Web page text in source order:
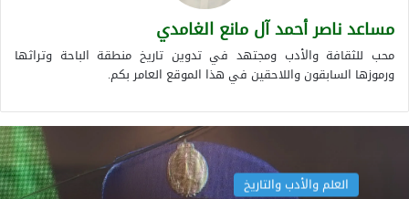
مساعد ناصر أحمد آل مانع الغامدي
محب للثقافة والأدب ومجتهد في تدوين تاريخ منطقة الباحة وتراثها
ورموزها السابقون واللاحقين في هذا الموقع العامر بكم.
العلم والأدب والتاريخ